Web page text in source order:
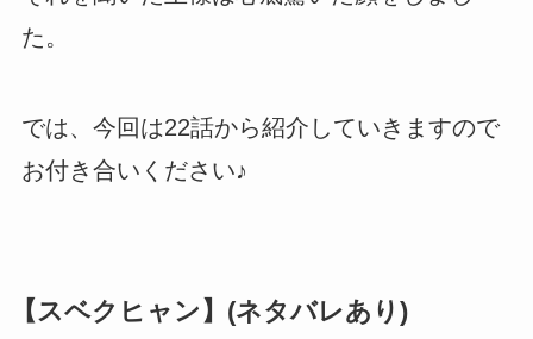
た。
では、今回は22話から紹介していきますので
お付き合いください♪
【スベクヒャン】(ネタバレあり)